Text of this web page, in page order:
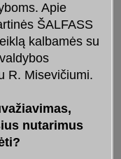
Apie
ŠALFASS
kalbamės su
R. Misevičiumi.
nutarimus